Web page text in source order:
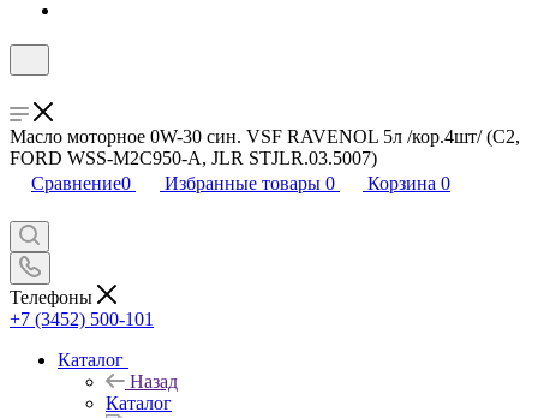
Масло моторное 0W-30 син. VSF RAVENOL 5л /кор.4шт/ (C2,
FORD WSS-M2C950-A, JLR STJLR.03.5007)
Сравнение0 Избранные товары 0 Корзина 0
Телефоны
+7 (3452) 500-101
Каталог
Назад
Каталог